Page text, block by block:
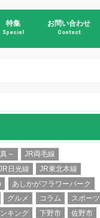
特集
Special
お問い合わせ
Contact
～
JR両毛線
日光線
JR東北本線
あしかがフラワーパーク
グルメ コラム
スポーツ
キング 下野市
佐野市